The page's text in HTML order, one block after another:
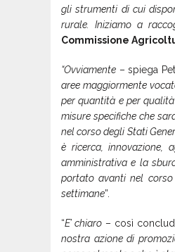
gli strumenti di cui
rurale. Iniziamo a
Commissione
“Ovviamente – spiega
aree maggiormente
per quantità e per
misure specifiche che
nel corso degli Stati
è ricerca, innovazione,
amministrativa e la
portato avanti nel corso
settimane”.
“E’ chiaro – così
nostra azione di